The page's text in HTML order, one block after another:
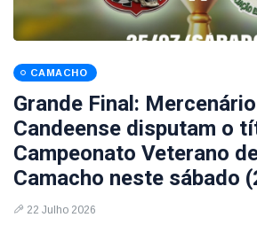
CAMACHO
Grande Final:
Candeense disputam o
Campeonato Veterano
Camacho neste sábado
22 Julho 2026